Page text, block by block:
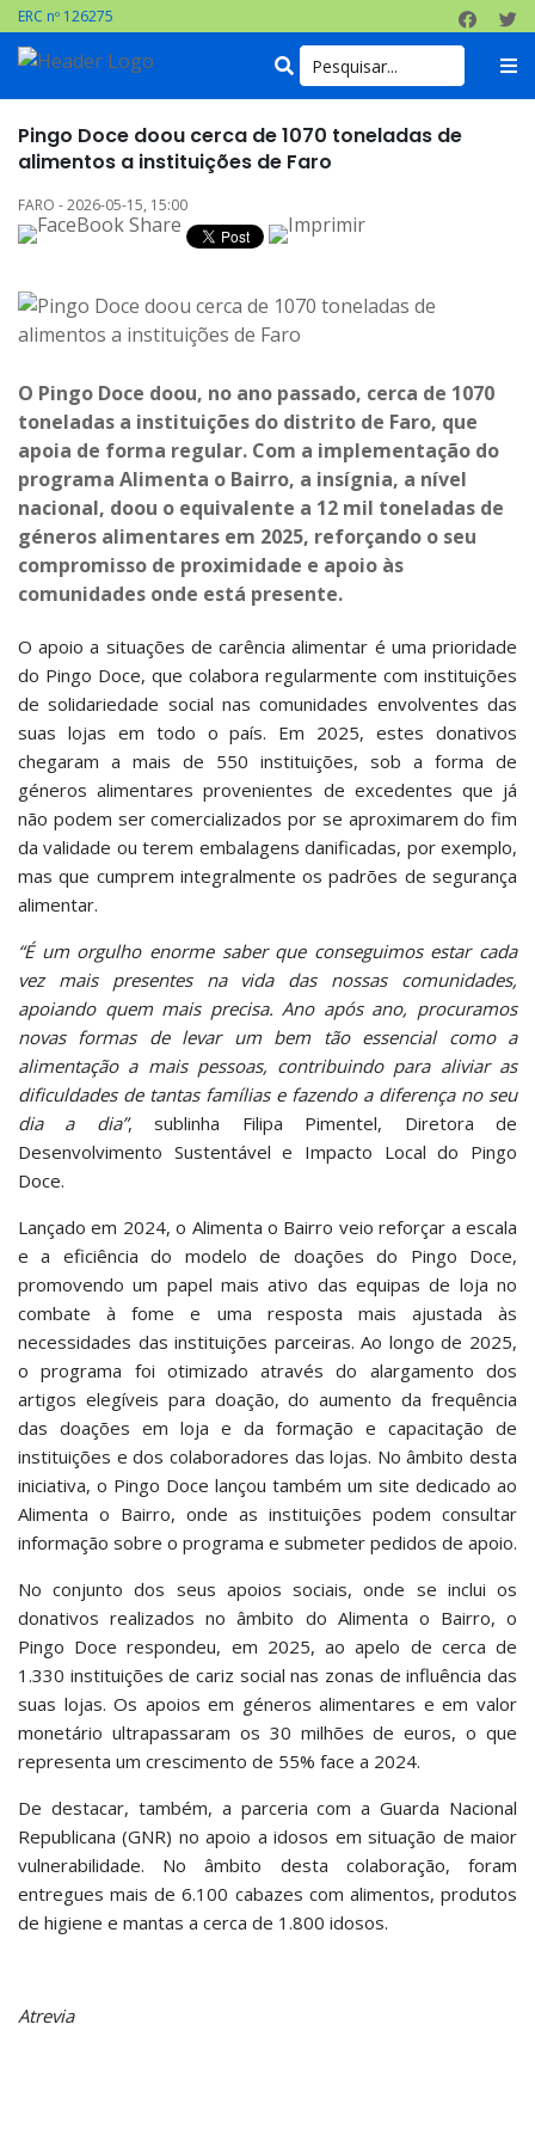
ERC nº 126275
Pingo Doce doou cerca de 1070 toneladas de
alimentos a instituições de Faro
FARO - 2026-05-15, 15:00
O Pingo Doce doou, no ano passado, cerca de 1070
toneladas a instituições do distrito de Faro, que
apoia de forma regular. Com a implementação do
programa Alimenta o Bairro, a insígnia, a nível
nacional, doou o equivalente a 12 mil toneladas de
géneros alimentares em 2025, reforçando o seu
compromisso de proximidade e apoio às
comunidades onde está presente.
O apoio a situações de carência alimentar é uma prioridade
do Pingo Doce, que colabora regularmente com instituições
de solidariedade social nas comunidades envolventes das
suas lojas em todo o país. Em 2025, estes donativos
chegaram a mais de 550 instituições, sob a forma de
géneros alimentares provenientes de excedentes que já
não podem ser comercializados por se aproximarem do fim
da validade ou terem embalagens danificadas, por exemplo,
mas que cumprem integralmente os padrões de segurança
alimentar.
“É um orgulho enorme saber que conseguimos estar cada
vez mais presentes na vida das nossas comunidades,
apoiando quem mais precisa. Ano após ano, procuramos
novas formas de levar um bem tão essencial como a
alimentação a mais pessoas, contribuindo para aliviar as
dificuldades de tantas famílias e fazendo a diferença no seu
dia a dia”, sublinha Filipa Pimentel, Diretora de
Desenvolvimento Sustentável e Impacto Local do Pingo
Doce.
Lançado em 2024, o Alimenta o Bairro veio reforçar a escala
e a eficiência do modelo de doações do Pingo Doce,
promovendo um papel mais ativo das equipas de loja no
combate à fome e uma resposta mais ajustada às
necessidades das instituições parceiras. Ao longo de 2025,
o programa foi otimizado através do alargamento dos
artigos elegíveis para doação, do aumento da frequência
das doações em loja e da formação e capacitação de
instituições e dos colaboradores das lojas. No âmbito desta
iniciativa, o Pingo Doce lançou também um site dedicado ao
Alimenta o Bairro, onde as instituições podem consultar
informação sobre o programa e submeter pedidos de apoio.
No conjunto dos seus apoios sociais, onde se inclui os
donativos realizados no âmbito do Alimenta o Bairro, o
Pingo Doce respondeu, em 2025, ao apelo de cerca de
1.330 instituições de cariz social nas zonas de influência das
suas lojas. Os apoios em géneros alimentares e em valor
monetário ultrapassaram os 30 milhões de euros, o que
representa um crescimento de 55% face a 2024.
De destacar, também, a parceria com a Guarda Nacional
Republicana (GNR) no apoio a idosos em situação de maior
vulnerabilidade. No âmbito desta colaboração, foram
entregues mais de 6.100 cabazes com alimentos, produtos
de higiene e mantas a cerca de 1.800 idosos.
Atrevia